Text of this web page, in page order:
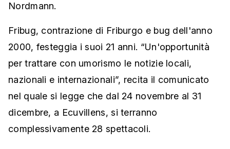
Nordmann.
Fribug, contrazione di Friburgo e bug dell'anno
2000, festeggia i suoi 21 anni. “Un'opportunità
per trattare con umorismo le notizie locali,
nazionali e internazionali”, recita il comunicato
nel quale si legge che dal 24 novembre al 31
dicembre, a Ecuvillens, si terranno
complessivamente 28 spettacoli.